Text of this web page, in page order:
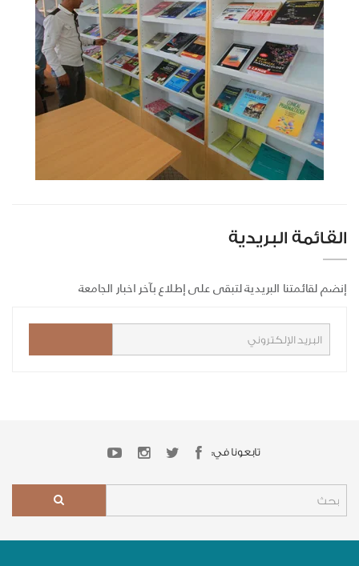
القائمة البريدية
إنضم لقائمتنا البريدية لتبقى على إطلاع بآخر اخبار الجامعة
تابعونا في: